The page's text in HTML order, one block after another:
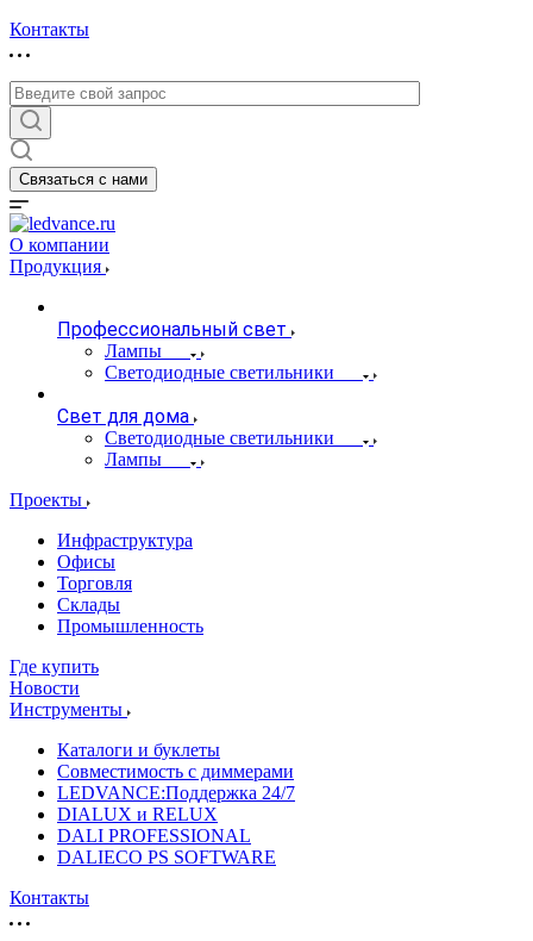
Контакты
Связаться с нами
О компании
Продукция
Профессиональный свет
Лампы
Светодиодные светильники
Свет для дома
Светодиодные светильники
Лампы
Проекты
Инфраструктура
Офисы
Торговля
Склады
Промышленность
Где купить
Новости
Инструменты
Каталоги и буклеты
Совместимость с диммерами
LEDVANCE:Поддержка 24/7
DIALUX и RELUX
DALI PROFESSIONAL
DALIECO PS SOFTWARE
Контакты